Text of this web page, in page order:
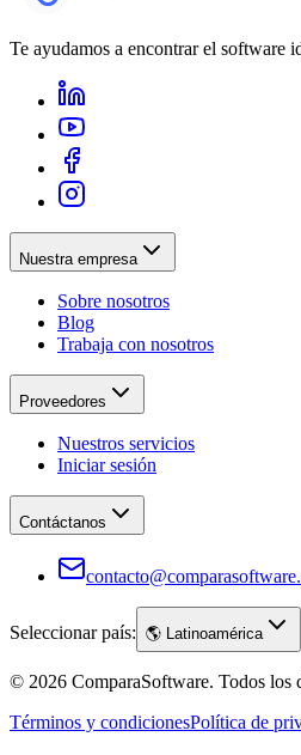
Te ayudamos a encontrar el software
Nuestra empresa
Sobre nosotros
Blog
Trabaja con nosotros
Proveedores
Nuestros servicios
Iniciar sesión
Contáctanos
Seleccionar país: 🌎 Latinoamérica
© 2026 ComparaSoftware. Todos los
Términos y condicionesPolítica de